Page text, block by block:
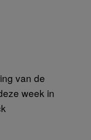
van de
week in